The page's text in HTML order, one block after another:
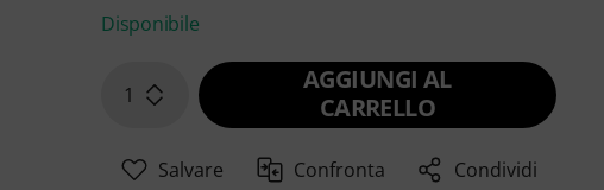
Disponibile
1
AGGIUNGI AL
CARRELLO
Salvare Confronta Condividi